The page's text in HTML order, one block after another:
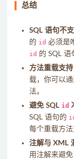
总结
SQL 语句不
的 id 必须是
id 的 SQL 语
方法重载支持
载，你可以
法。
避免 SQL id
SQL 语句的
每个重载方法
注解与 XML
用注解来避